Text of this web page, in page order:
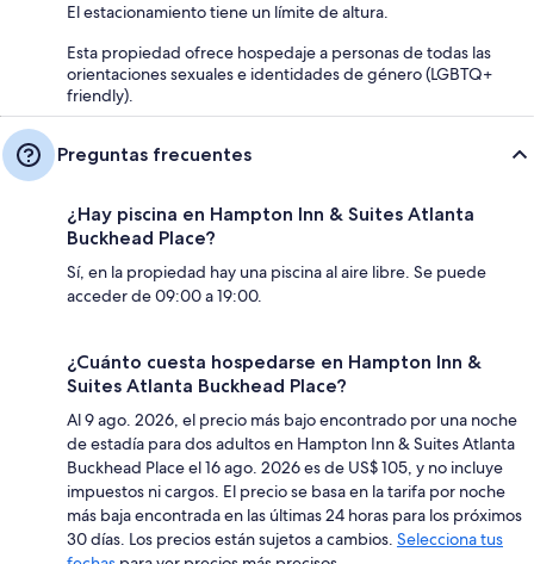
El estacionamiento tiene un límite de altura.
Esta propiedad ofrece hospedaje a personas de todas las
orientaciones sexuales e identidades de género (LGBTQ+
friendly).
Preguntas frecuentes
¿Hay piscina en Hampton Inn & Suites Atlanta
Buckhead Place?
Sí, en la propiedad hay una piscina al aire libre. Se puede
acceder de 09:00 a 19:00.
¿Cuánto cuesta hospedarse en Hampton Inn &
Suites Atlanta Buckhead Place?
Al 9 ago. 2026, el precio más bajo encontrado por una noche
de estadía para dos adultos en Hampton Inn & Suites Atlanta
Buckhead Place el 16 ago. 2026 es de US$ 105, y no incluye
impuestos ni cargos. El precio se basa en la tarifa por noche
más baja encontrada en las últimas 24 horas para los próximos
30 días. Los precios están sujetos a cambios. Selecciona tus